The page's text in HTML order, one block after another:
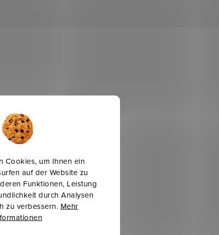
Cookies, um Ihnen ein
auf der Website zu
Funktionen, Leistung
durch Analysen
zu verbessern. Mehr